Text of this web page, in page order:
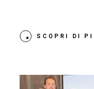
SCOPRI DI